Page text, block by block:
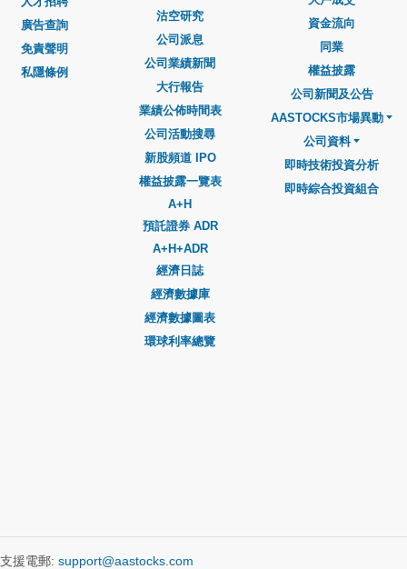
廣告查詢
免責聲明
私隱條例
沽空研究
公司派息
公司業績新聞
大行報告
業績公佈時間表
公司活動搜尋
新股頻道 IPO
權益披露一覽表
A+H
預託證券 ADR
A+H+ADR
經濟日誌
經濟數據庫
經濟數據圖表
環球利率總覽
資金流向
同業
權益披露
公司新聞及公告
AASTOCKS市場異動
公司資料
即時技術投資分析
即時綜合投資組合
支援電郵: support@aastocks.com